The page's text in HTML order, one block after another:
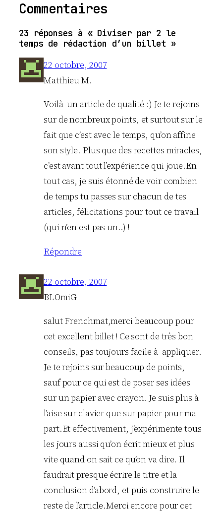
Commentaires
23 réponses à « Diviser par 2 le
temps de rédaction d’un billet »
22 octobre, 2007
Matthieu M.
Voilà un article de qualité :) Je te rejoins
sur de nombreux points, et surtout sur le
fait que c’est avec le temps, qu’on affine
son style. Plus que des recettes miracles,
c’est avant tout l’expérience qui joue.En
tout cas, je suis étonné de voir combien
de temps tu passes sur chacun de tes
articles, félicitations pour tout ce travail
(qui n’en est pas un..) !
Répondre
22 octobre, 2007
BLOmiG
salut Frenchmat,merci beaucoup pour
cet excellent billet ! Ce sont de très bon
conseils, pas toujours facile à appliquer.
Je te rejoins sur beaucoup de points,
sauf pour ce qui est de poser ses idées
sur un papier avec crayon. Je suis plus à
l’aise sur clavier que sur papier pour ma
part.Et effectivement, j’expérimente tous
les jours aussi qu’on écrit mieux et plus
vite quand on sait ce qu’on va dire. Il
faudrait presque écrire le titre et la
conclusion d’abord, et puis construire le
reste de l’article.Merci encore pour cet